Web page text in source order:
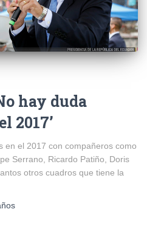
hay duda
2017’
en el 2017 con compañeros como
Serrano, Ricardo Patiño, Doris
otros cuadros que tiene la